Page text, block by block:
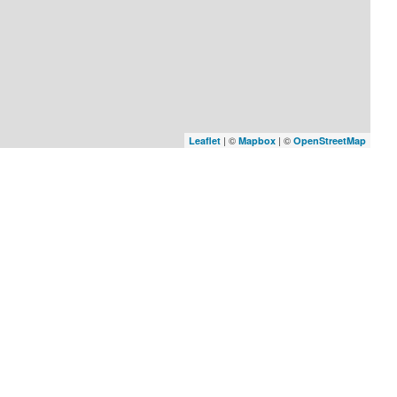
Leaflet | © Mapbox | © OpenStreetMap